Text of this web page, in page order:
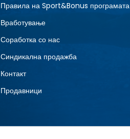
Правила на Sport&Bonus програмата
Вработување
Соработка со нас
Синдикална продажба
Контакт
Продавници